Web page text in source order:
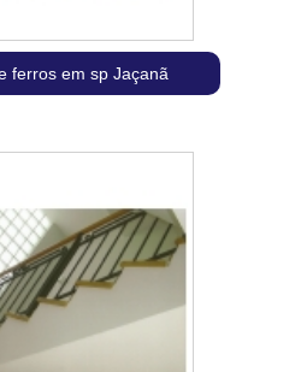
ferros em sp Jaçanã